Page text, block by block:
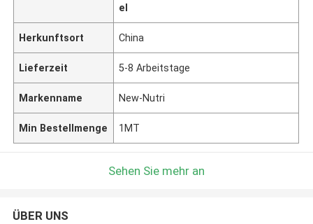
el
Herkunftsort China
Lieferzeit 5-8 Arbeitstage
Markenname New-Nutri
Min Bestellmenge 1MT
Sehen Sie mehr an
ÜBER UNS